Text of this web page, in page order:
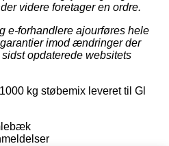
videre foretager en ordre.
e-forhandlere ajourføres hele
imod ændringer der
opdaterede websitets
kg støbemix leveret til Gl